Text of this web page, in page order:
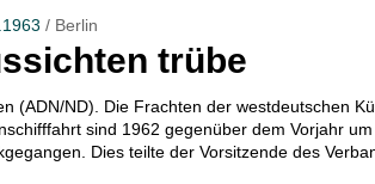
/ Berlin
trübe
(ADN/ND). Die Frachten der westdeutschen
sind 1962 gegenüber dem Vorjahr
Dies teilte der Vorsitzende des